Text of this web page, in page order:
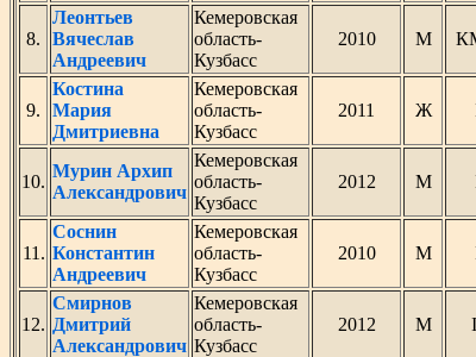
8.
Леонтьев
Вячеслав
Андреевич
Кемеровская
область-
Кузбасс
2010 М
9.
Костина
Мария
Дмитриевна
Кемеровская
область-
Кузбасс
2011 Ж
10.
Мурин Архип
Александрович
Кемеровская
область-
Кузбасс
2012 М
11.
Соснин
Константин
Андреевич
Кемеровская
область-
Кузбасс
2010 М
12.
Смирнов
Дмитрий
Александрович
Кемеровская
область-
Кузбасс
2012 М